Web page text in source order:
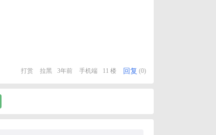
打赏 拉黑 3年前 手机端 11 楼 回复 (0)